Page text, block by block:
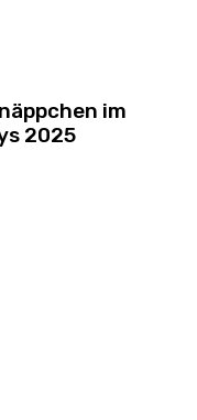
im
2025